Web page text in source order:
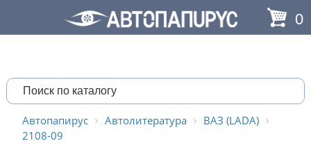
0
Автопапирус Автолитература
ВАЗ (LADA)
2108-09